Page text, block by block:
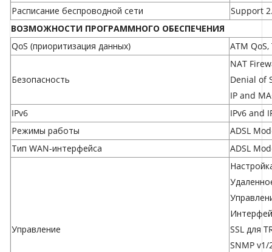
Расписание беспроводной сети
Support
ВОЗМОЖНОСТИ ПРОГРАММНОГО ОБЕСПЕЧЕНИЯ
QoS (приоритизация данных)
ATM
Безопасность
NAT
Denial of
IP and
IPv6
IPv6 and
Режимы работы
ADSL
Тип WAN-интерфейса
ADSL
Управление
SSL для
SNMP v1/